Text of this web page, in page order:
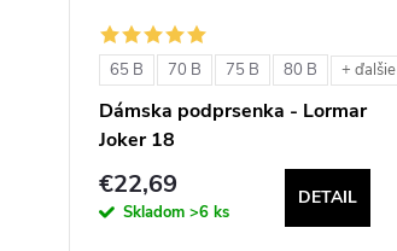
65 B 70 B 75 B 80 B + ďalšie
Dámska podprsenka - Lormar
Joker 18
€22,69
Skladom >6 ks
DETAIL